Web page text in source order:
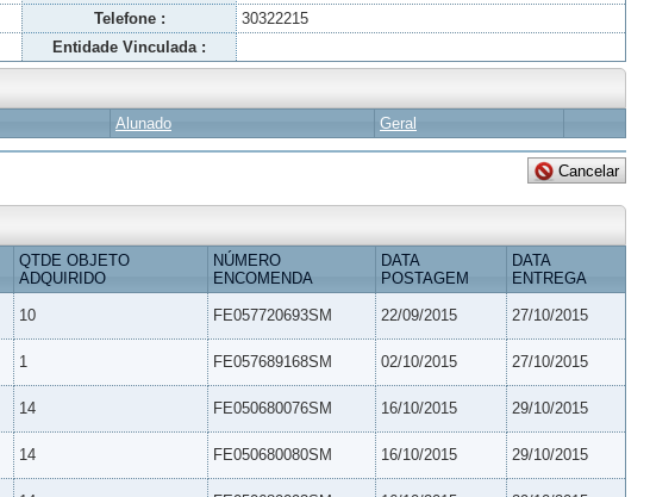
Telefone :
30322215
Entidade Vinculada :
Alunado Geral
QTDE OBJETO
ADQUIRIDO
NÚMERO
ENCOMENDA
DATA
POSTAGEM
DATA
ENTREGA
10 FE057720693SM 22/09/2015 27/10/2015
1 FE057689168SM 02/10/2015 27/10/2015
14 FE050680076SM 16/10/2015 29/10/2015
14 FE050680080SM 16/10/2015 29/10/2015